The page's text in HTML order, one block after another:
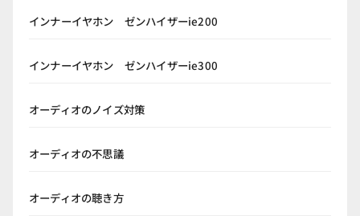
インナーイヤホン ゼンハイザーie200
インナーイヤホン ゼンハイザーie300
オーディオのノイズ対策
オーディオの不思議
オーディオの聴き方